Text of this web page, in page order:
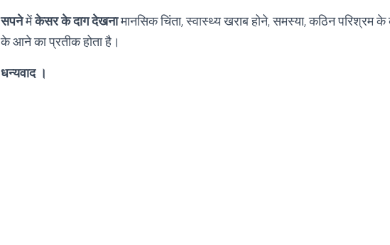
सपनेमेंकेसर के दाग देखनामानसिक चिंता, स्वास्थ्य खराब होने, समस्या, कठिन परिश्रम
के आने का प्रतीक होता है।
धन्यवाद ।